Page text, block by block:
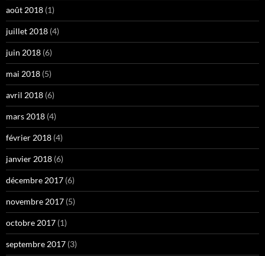
août 2018 (1)
juillet 2018 (4)
juin 2018 (6)
mai 2018 (5)
avril 2018 (6)
mars 2018 (4)
février 2018 (4)
janvier 2018 (6)
décembre 2017 (6)
novembre 2017 (5)
octobre 2017 (1)
septembre 2017 (3)